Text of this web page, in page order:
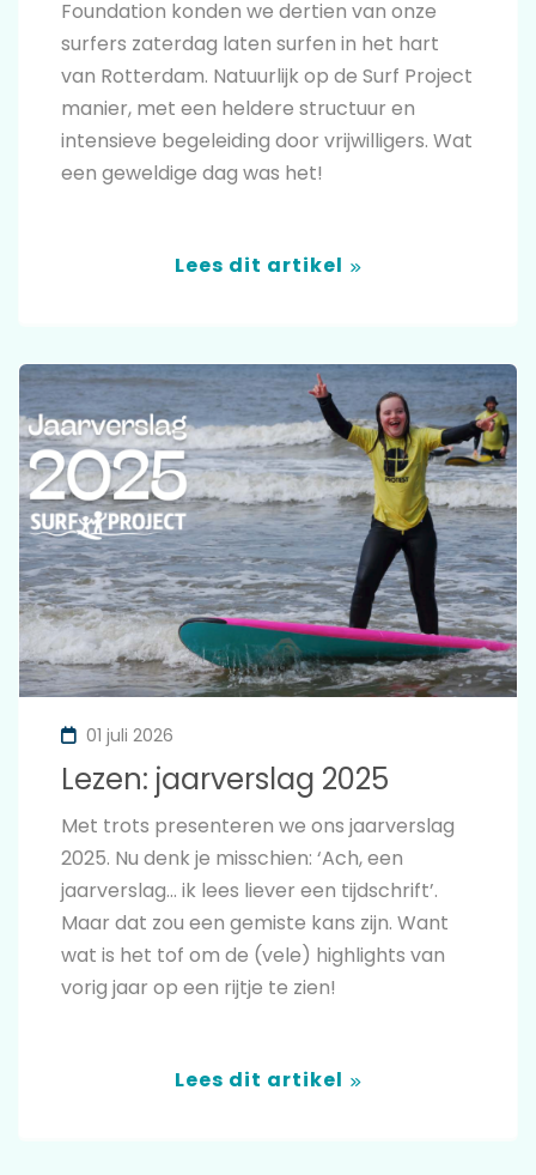
Foundation konden we dertien van onze
surfers zaterdag laten surfen in het hart
van Rotterdam. Natuurlijk op de Surf Project
manier, met een heldere structuur en
intensieve begeleiding door vrijwilligers. Wat
een geweldige dag was het!
Lees dit artikel
Lezen: jaarverslag 2025
01 juli 2026
Met trots presenteren we ons jaarverslag
2025. Nu denk je misschien: ‘Ach, een
jaarverslag… ik lees liever een tijdschrift’.
Maar dat zou een gemiste kans zijn. Want
wat is het tof om de (vele) highlights van
vorig jaar op een rijtje te zien!
Lees dit artikel